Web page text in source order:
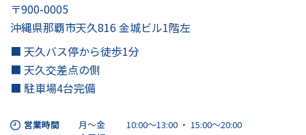
〒900-0005
沖縄県那覇市天久816 金城ビル1階左
■ 天久バス停から徒歩1分
■ 天久交差点の側
■ 駐車場4台完備
営業時間 月～金
10:00～13:00 ・ 15:00〜20:00